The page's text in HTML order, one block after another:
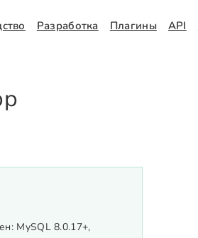
Разработка Плагины API
MySQL 8.0.17+,